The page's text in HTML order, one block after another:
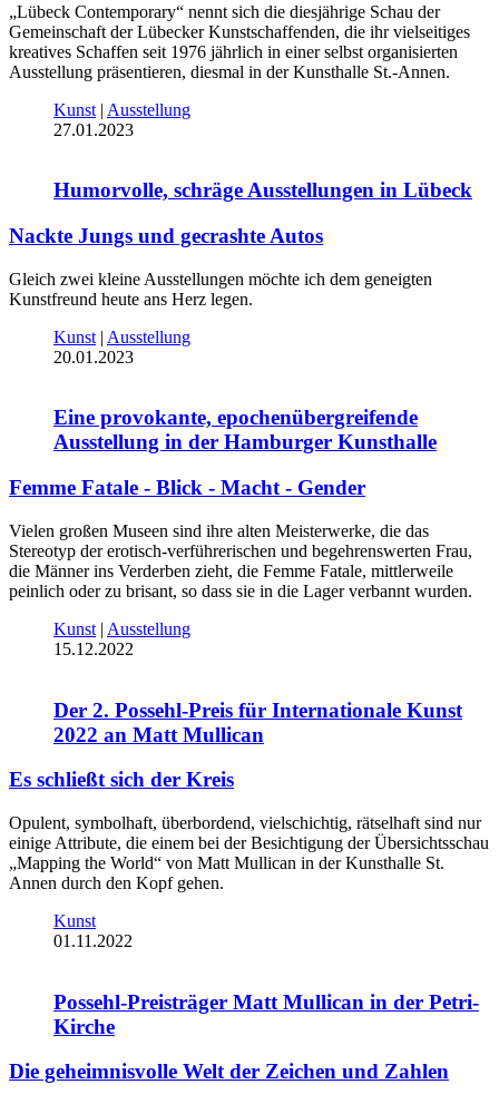
„Lübeck Contemporary“ nennt sich die diesjährige Schau der
Gemeinschaft der Lübecker Kunstschaffenden, die ihr vielseitiges
kreatives Schaffen seit 1976 jährlich in einer selbst organisierten
Ausstellung präsentieren, diesmal in der Kunsthalle St.-Annen.
Kunst | Ausstellung
27.01.2023
Humorvolle, schräge Ausstellungen in Lübeck
Nackte Jungs und gecrashte Autos
Gleich zwei kleine Ausstellungen möchte ich dem geneigten
Kunstfreund heute ans Herz legen.
Kunst | Ausstellung
20.01.2023
Eine provokante, epochenübergreifende
Ausstellung in der Hamburger Kunsthalle
Femme Fatale - Blick - Macht - Gender
Vielen großen Museen sind ihre alten Meisterwerke, die das
Stereotyp der erotisch-verführerischen und begehrenswerten Frau,
die Männer ins Verderben zieht, die Femme Fatale, mittlerweile
peinlich oder zu brisant, so dass sie in die Lager verbannt wurden.
Kunst | Ausstellung
15.12.2022
Der 2. Possehl-Preis für Internationale Kunst
2022 an Matt Mullican
Es schließt sich der Kreis
Opulent, symbolhaft, überbordend, vielschichtig, rätselhaft sind nur
einige Attribute, die einem bei der Besichtigung der Übersichtsschau
„Mapping the World“ von Matt Mullican in der Kunsthalle St.
Annen durch den Kopf gehen.
Kunst
01.11.2022
Possehl-Preisträger Matt Mullican in der Petri-
Kirche
Die geheimnisvolle Welt der Zeichen und Zahlen